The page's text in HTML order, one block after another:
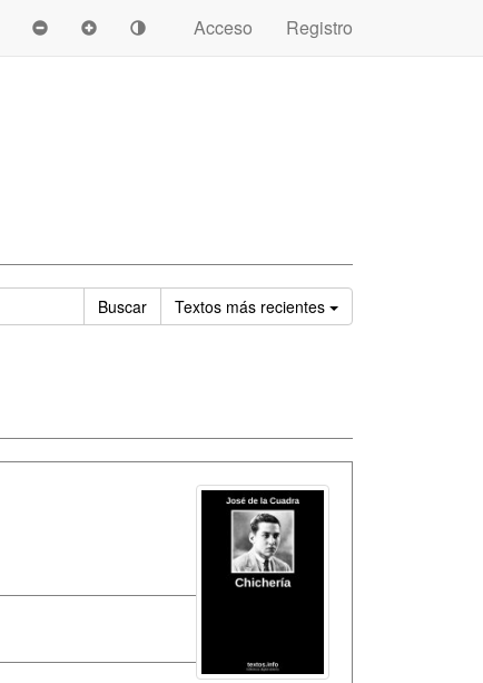
Acceso
Registro
Buscar Textos más recientes Ordenar